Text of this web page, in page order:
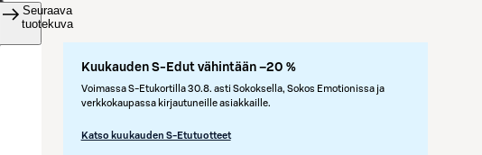
Seuraava
tuotekuva
Kuukauden S-Edut vähintään –20 %
Voimassa S-Etukortilla 30.8. asti Sokoksella, Sokos Emotionissa ja
verkkokaupassa kirjautuneille asiakkaille.
Katso kuukauden S-Etutuotteet